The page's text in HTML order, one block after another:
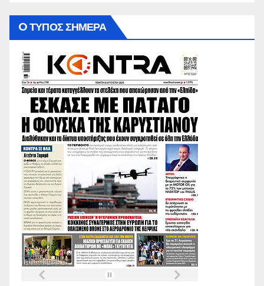
O ΤΥΠΟΣ ΣΗΜΕΡΑ